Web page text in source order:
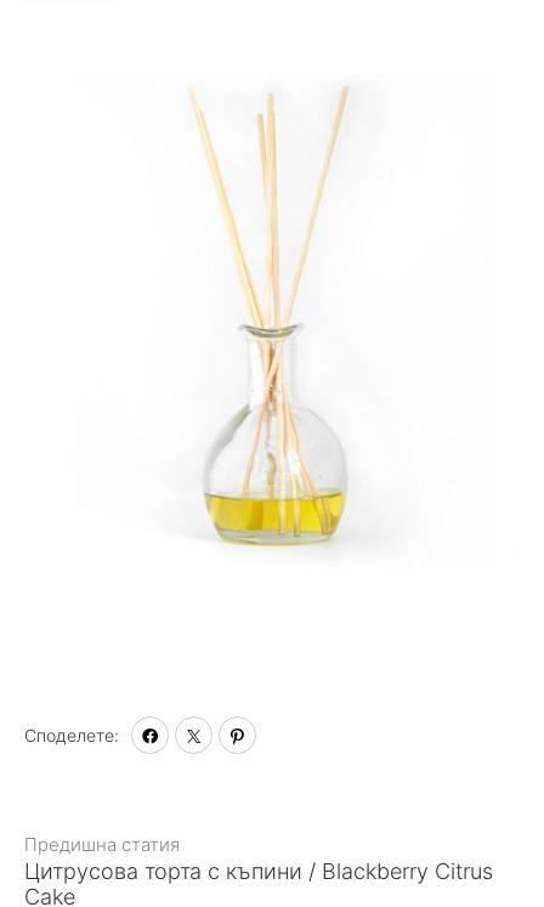
Към
статията
Предишна статия
Цитрусова торта с къпини / Blackberry Citrus
Cake
Споделете: